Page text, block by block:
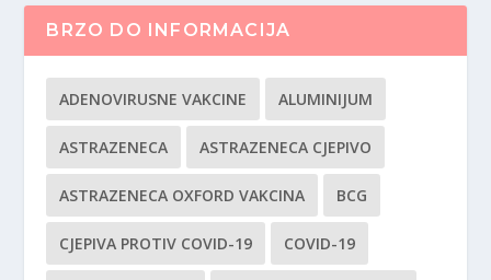
BRZO DO INFORMACIJA
ADENOVIRUSNE VAKCINE ALUMINIJUM
ASTRAZENECA ASTRAZENECA CJEPIVO
ASTRAZENECA OXFORD VAKCINA BCG
CJEPIVA PROTIV COVID-19 COVID-19